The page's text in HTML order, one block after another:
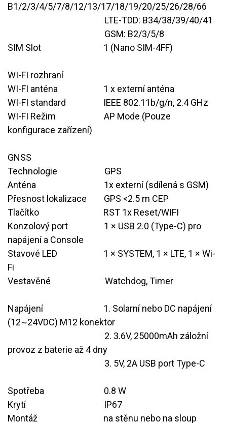
B1/2/3/4/5/7/8/12/13/17/18/19/20/25/26/28/66
​LTE-TDD: B34/38/39/40/41
​GSM: B2/3/5/8
SIM Slot
​1 (Nano SIM-4FF)
WI-FI rozhraní
WI-FI anténa
​1 x externí anténa
WI-FI standard
​IEEE 802.11b/g/n, 2.4 GHz
WI-FI Režim
​AP Mode (Pouze
konfigurace zařízení)
GNSS
Technologie
​GPS
Anténa
​​1x externí (sdílená s GSM)
Přesnost lokalizace
​GPS <2.5 m CEP
Tlačítko
​RST 1x Reset/WIFI
Konzolový port
​1 × USB 2.0 (Type-C) pro
napájení a Console
Stavové LED
​1 × SYSTEM, 1 × LTE, 1 × Wi-
Fi
Vestavěné
​Watchdog, Timer
Napájení
​1. Solarní nebo DC napájení
(12~24VDC) M12 konektor
​2. 3.6V, 25000mAh záložní
provoz z baterie až 4 dny
​3. 5V, 2A USB port Type-C
Spotřeba
​0.8 W
Krytí
​IP67
Montáž
​na stěnu nebo na sloup